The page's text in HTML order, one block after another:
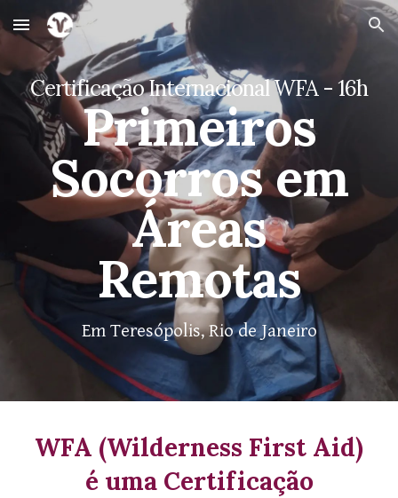
Skip to main content Skip to navigation
Certificação Internacional WFA - 16h
Primeiros
Socorros em
Áreas
Remotas
Em Teresópolis, Rio de Janeiro
WFA (Wilderness First Aid)
é uma Certificação